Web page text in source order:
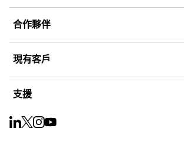
合作夥伴
現有客戶
支援